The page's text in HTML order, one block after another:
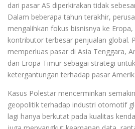
dari pasar AS diperkirakan tidak
Dalam beberapa tahun terakhir,
mengalihkan fokus bisnisnya ke
kontributor terbesar penjualan global.
memperluas pasar di Asia Tenggara,
dan Eropa Timur sebagai strategi
ketergantungan terhadap pasar
Kasus Polestar mencerminkan
geopolitik terhadap industri otomotif
lagi hanya berkutat pada kualitas